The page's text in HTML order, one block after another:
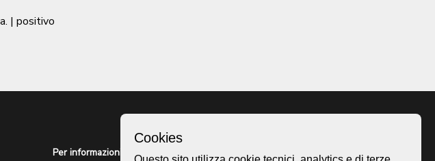
| positivo
Per informazioni:
Homepage
Cookies